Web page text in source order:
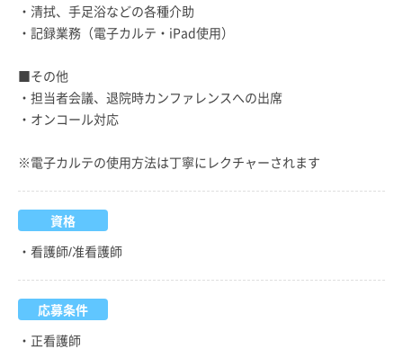
・清拭、手足浴などの各種介助
・記録業務（電子カルテ・iPad使用）
■その他
・担当者会議、退院時カンファレンスへの出席
・オンコール対応
※電子カルテの使用方法は丁寧にレクチャーされます
資格
・看護師/准看護師
応募条件
・正看護師